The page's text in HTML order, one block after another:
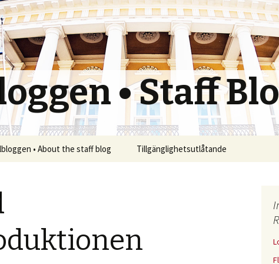
• Staff
• About the staff blog Tillgänglighetsutlåtande